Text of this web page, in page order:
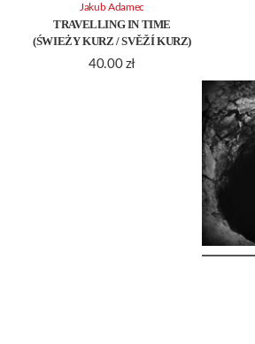
TRAVELLING IN TIME
(ŚWIEŻY KURZ / SVĚŽÍ KURZ)
40.00 zł
Jakub Adamec